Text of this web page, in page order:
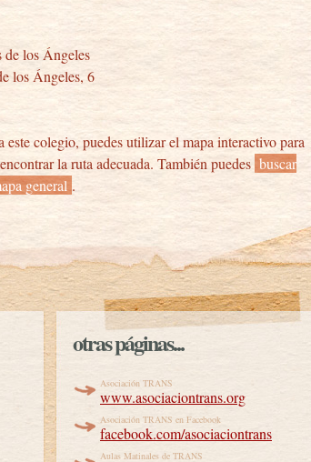
los Ángeles
los Ángeles, 6
este colegio, puedes utilizar el mapa interactivo para
la ruta adecuada. También puedes buscar
general .
otras páginas...
Asociación TRANS
www.asociaciontrans.org
Asociación TRANS en Facebook
facebook.com/asociaciontrans
Aulas Matinales de TRANS